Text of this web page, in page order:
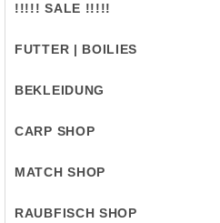
!!!!! SALE !!!!!
FUTTER | BOILIES
BEKLEIDUNG
CARP SHOP
MATCH SHOP
RAUBFISCH SHOP